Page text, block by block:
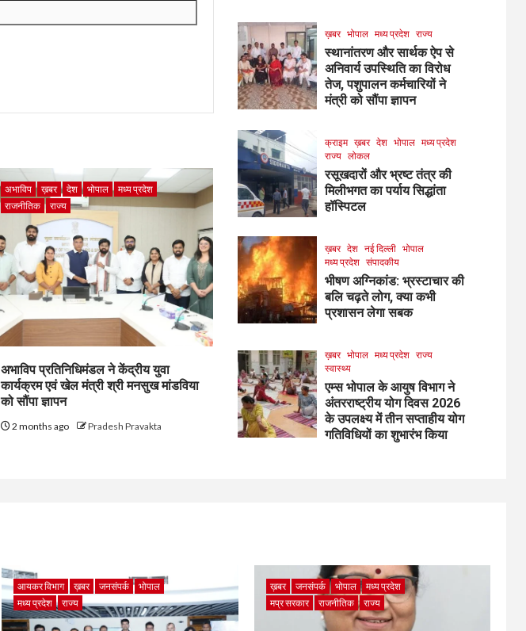
अभाविप ख़बर देश भोपाल
मध्य प्रदेश
राजनीतिक
राज्य
अभाविप प्रतिनिधिमंडल ने केंद्रीय युवा
कार्यक्रम एवं खेल मंत्री श्री मनसुख मांडविया
को सौंपा ज्ञापन
2 months ago Pradesh Pravakta
ख़बर भोपाल मध्य प्रदेश राज्य
स्थानांतरण और सार्थक ऐप से
अनिवार्य उपस्थिति का विरोध
तेज, पशुपालन कर्मचारियों ने
मंत्री को सौंपा ज्ञापन
क्राइम ख़बर देश भोपाल मध्य प्रदेश
राज्य लोकल
रसूखदारों और भ्रष्ट तंत्र की
मिलीभगत का पर्याय सिद्धांता
हॉस्पिटल
ख़बर देश नई दिल्ली भोपाल
मध्य प्रदेश संपादकीय
भीषण अग्निकांड: भ्रस्टाचार की
बलि चढ़ते लोग, क्या कभी
प्रशासन लेगा सबक
ख़बर भोपाल मध्य प्रदेश राज्य
स्वास्थ्य
एम्स भोपाल के आयुष विभाग ने
अंतरराष्ट्रीय योग दिवस 2026
के उपलक्ष्य में तीन सप्ताहीय योग
गतिविधियों का शुभारंभ किया
आयकर विभाग ख़बर जनसंपर्क
भोपाल
मध्य प्रदेश
राज्य
ख़बर जनसंपर्क भोपाल
मध्य प्रदेश
मप्र सरकार
राजनीतिक राज्य